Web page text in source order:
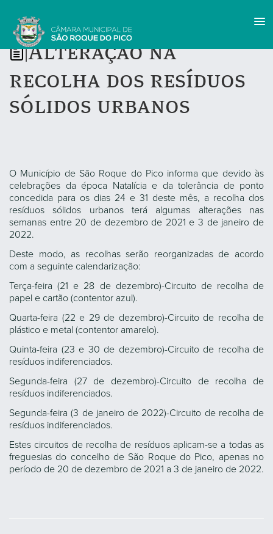
Alteração na
recolha dos resíduos
sólidos urbanos
O Município de São Roque do Pico informa que devido às
celebrações da época Natalícia e da tolerância de ponto
concedida para os dias 24 e 31 deste mês, a recolha dos
resíduos sólidos urbanos terá algumas alterações nas
semanas entre 20 de dezembro de 2021 e 3 de janeiro de
2022.
Deste modo, as recolhas serão reorganizadas de acordo
com a seguinte calendarização:
Terça-feira (21 e 28 de dezembro)-Circuito de recolha de
papel e cartão (contentor azul).
Quarta-feira (22 e 29 de dezembro)-Circuito de recolha de
plástico e metal (contentor amarelo).
Quinta-feira (23 e 30 de dezembro)-Circuito de recolha de
resíduos indiferenciados.
Segunda-feira (27 de dezembro)-Circuito de recolha de
resíduos indiferenciados.
Segunda-feira (3 de janeiro de 2022)-Circuito de recolha de
resíduos indiferenciados.
Estes circuitos de recolha de resíduos aplicam-se a todas as
freguesias do concelho de São Roque do Pico, apenas no
período de 20 de dezembro de 2021 a 3 de janeiro de 2022.